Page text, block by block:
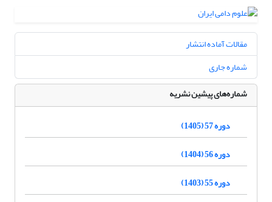
مقالات آماده انتشار
شماره جاری
شماره‌های پیشین نشریه
دوره 57 (1405)
دوره 56 (1404)
دوره 55 (1403)